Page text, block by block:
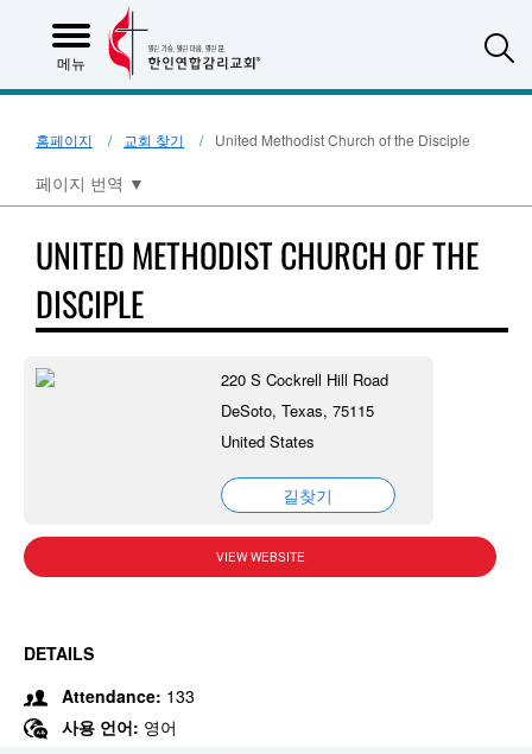
메뉴
홈페이지 교회 찾기 United Methodist Church of the Disciple
페이지 번역 ▼
UNITED METHODIST CHURCH OF THE
DISCIPLE
220 S Cockrell Hill Road
DeSoto, Texas, 75115
United States
길찾기
VIEW WEBSITE
DETAILS
Attendance: 133
사용 언어: 영어